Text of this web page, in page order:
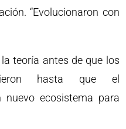
“Evolucionaron con
teoría antes de que los
hasta que el
ecosistema para